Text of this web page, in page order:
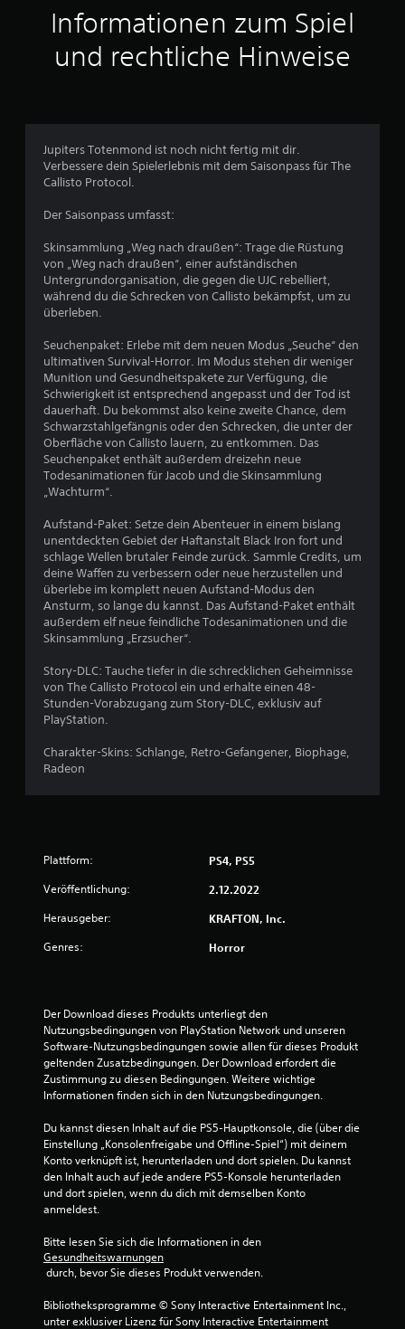
t
t
i
B
e
e
r
t
g
:
4
.
6
o
e
a
u
s
B
Informationen zum Spiel
und rechtliche Hinweise
Jupiters Totenmond ist noch nicht fertig mit dir.
Verbessere dein Spielerlebnis mit dem Saisonpass für The
Callisto Protocol.
Der Saisonpass umfasst:
Skinsammlung „Weg nach draußen“: Trage die Rüstung
von „Weg nach draußen“, einer aufständischen
Untergrundorganisation, die gegen die UJC rebelliert,
während du die Schrecken von Callisto bekämpfst, um zu
überleben.
Seuchenpaket: Erlebe mit dem neuen Modus „Seuche“ den
ultimativen Survival-Horror. Im Modus stehen dir weniger
Munition und Gesundheitspakete zur Verfügung, die
Schwierigkeit ist entsprechend angepasst und der Tod ist
dauerhaft. Du bekommst also keine zweite Chance, dem
Schwarzstahlgefängnis oder den Schrecken, die unter der
Oberfläche von Callisto lauern, zu entkommen. Das
Seuchenpaket enthält außerdem dreizehn neue
Todesanimationen für Jacob und die Skinsammlung
„Wachturm“.
Aufstand-Paket: Setze dein Abenteuer in einem bislang
unentdeckten Gebiet der Haftanstalt Black Iron fort und
schlage Wellen brutaler Feinde zurück. Sammle Credits, um
deine Waffen zu verbessern oder neue herzustellen und
überlebe im komplett neuen Aufstand-Modus den
Ansturm, so lange du kannst. Das Aufstand-Paket enthält
außerdem elf neue feindliche Todesanimationen und die
Skinsammlung „Erzsucher“.
Story-DLC: Tauche tiefer in die schrecklichen Geheimnisse
von The Callisto Protocol ein und erhalte einen 48-
Stunden-Vorabzugang zum Story-DLC, exklusiv auf
PlayStation.
Charakter-Skins: Schlange, Retro-Gefangener, Biophage,
Radeon
Plattform: PS4, PS5
Veröffentlichung: 2.12.2022
Herausgeber: KRAFTON, Inc.
Genres: Horror
Der Download dieses Produkts unterliegt den
Nutzungsbedingungen von PlayStation Network und unseren
Software-Nutzungsbedingungen sowie allen für dieses Produkt
geltenden Zusatzbedingungen. Der Download erfordert die
Zustimmung zu diesen Bedingungen. Weitere wichtige
Informationen finden sich in den Nutzungsbedingungen.
Du kannst diesen Inhalt auf die PS5-Hauptkonsole, die (über die
Einstellung „Konsolenfreigabe und Offline-Spiel“) mit deinem
Konto verknüpft ist, herunterladen und dort spielen. Du kannst
den Inhalt auch auf jede andere PS5-Konsole herunterladen
und dort spielen, wenn du dich mit demselben Konto
anmeldest.
Bitte lesen Sie sich die Informationen in den
Gesundheitswarnungen
durch, bevor Sie dieses Produkt verwenden.
Bibliotheksprogramme © Sony Interactive Entertainment Inc.,
unter exklusiver Lizenz für Sony Interactive Entertainment